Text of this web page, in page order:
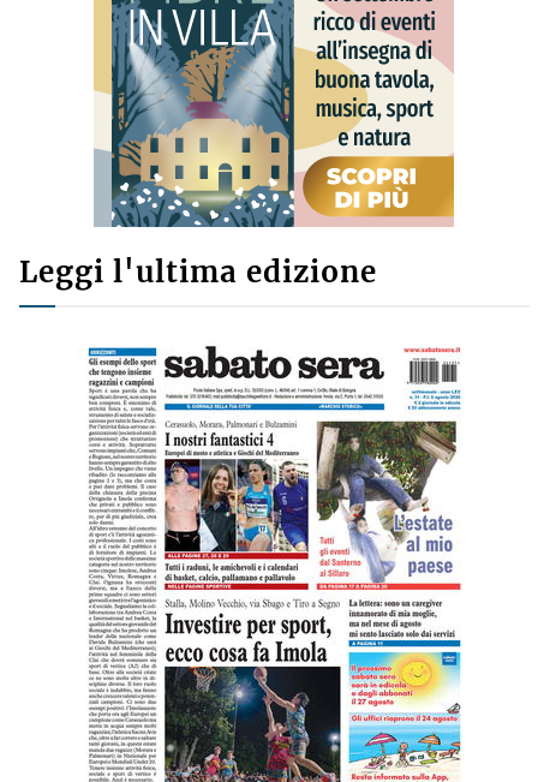
Leggi l'ultima edizione